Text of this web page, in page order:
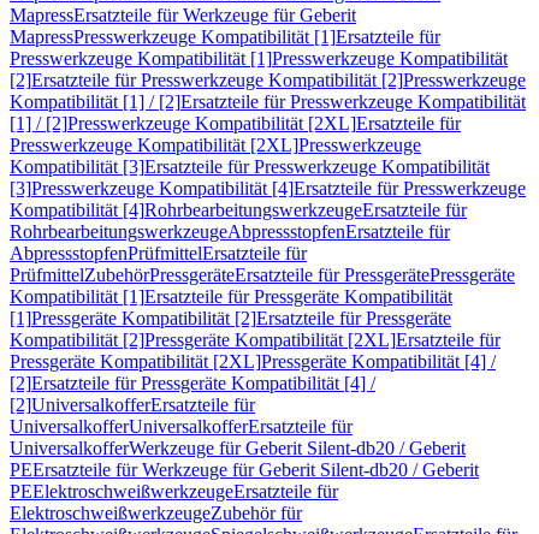
MapressErsatzteile für Werkzeuge für Geberit
MapressPresswerkzeuge Kompatibilität [1]Ersatzteile für
Presswerkzeuge Kompatibilität [1]Presswerkzeuge Kompatibilität
[2]Ersatzteile für Presswerkzeuge Kompatibilität [2]Presswerkzeuge
Kompatibilität [1] / [2]Ersatzteile für Presswerkzeuge Kompatibilität
[1] / [2]Presswerkzeuge Kompatibilität [2XL]Ersatzteile für
Presswerkzeuge Kompatibilität [2XL]Presswerkzeuge
Kompatibilität [3]Ersatzteile für Presswerkzeuge Kompatibilität
[3]Presswerkzeuge Kompatibilität [4]Ersatzteile für Presswerkzeuge
Kompatibilität [4]RohrbearbeitungswerkzeugeErsatzteile für
RohrbearbeitungswerkzeugeAbpressstopfenErsatzteile für
AbpressstopfenPrüfmittelErsatzteile für
PrüfmittelZubehörPressgeräteErsatzteile für PressgerätePressgeräte
Kompatibilität [1]Ersatzteile für Pressgeräte Kompatibilität
[1]Pressgeräte Kompatibilität [2]Ersatzteile für Pressgeräte
Kompatibilität [2]Pressgeräte Kompatibilität [2XL]Ersatzteile für
Pressgeräte Kompatibilität [2XL]Pressgeräte Kompatibilität [4] /
[2]Ersatzteile für Pressgeräte Kompatibilität [4] /
[2]UniversalkofferErsatzteile für
UniversalkofferUniversalkofferErsatzteile für
UniversalkofferWerkzeuge für Geberit Silent-db20 / Geberit
PEErsatzteile für Werkzeuge für Geberit Silent-db20 / Geberit
PEElektroschweißwerkzeugeErsatzteile für
ElektroschweißwerkzeugeZubehör für